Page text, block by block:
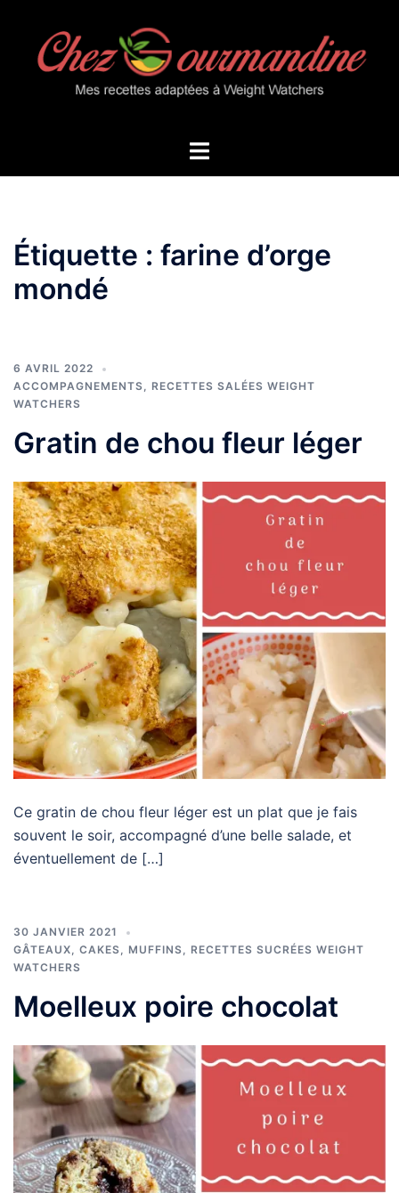
contenu
Ouvrir/fermer
Étiquette : farine d’orge
mondé
6 AVRIL 2022
ACCOMPAGNEMENTS, RECETTES SALÉES WEIGHT
WATCHERS
Gratin de chou fleur léger
Ce gratin de chou fleur léger est un plat que je fais
souvent le soir, accompagné d’une belle salade, et
éventuellement de […]
30 JANVIER 2021
GÂTEAUX, CAKES, MUFFINS, RECETTES SUCRÉES WEIGHT
WATCHERS
Moelleux poire chocolat